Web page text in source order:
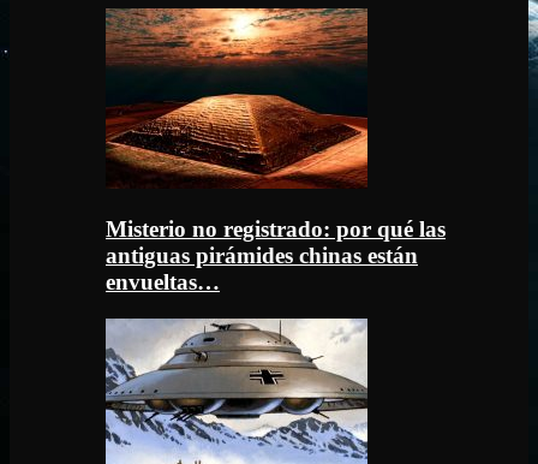
Misterio no registrado: por qué las
antiguas pirámides chinas están
envueltas…